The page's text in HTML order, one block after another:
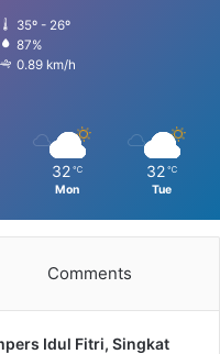
35º - 26º
87%
0.89 km/h
32 ℃
Mon
32 ℃
Tue
Comments
Idul Fitri, Singkat